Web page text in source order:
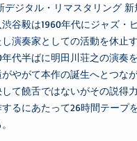
デジタル・リマスタリング
渋谷毅は1960年代にジャズ・
演奏家としての活動を休止
年代半ばに明田川荘之の演奏
やがて本作の誕生へとつな
して饒舌ではないがその説得
るにあたって26時間テープ